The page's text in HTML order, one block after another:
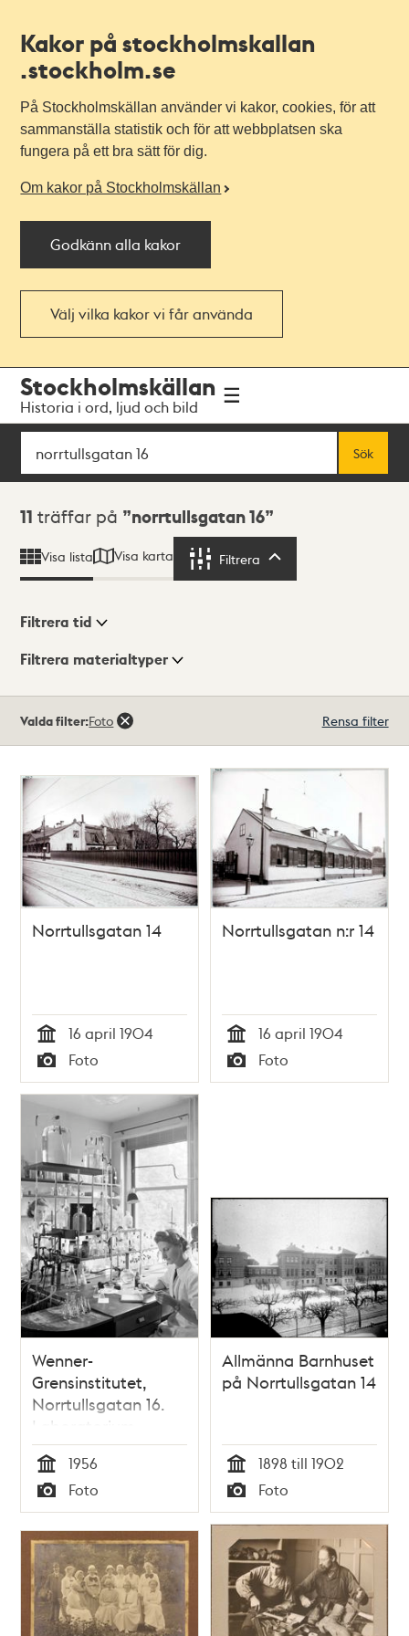
Kakor på stockholmskallan
.stockholm.se
På Stockholmskällan använder vi kakor, cookies, för att
sammanställa statistik och för att webbplatsen ska
fungera på ett bra sätt för dig.
Om kakor på Stockholmskällan
Godkänn alla kakor
Välj vilka kakor vi får använda
navigationen
huvudinnehållet
Stockholmskällan
Historia i ord, ljud och bild
Sök
Sök
Sökresultat
11 träffar på norrtullsgatan 16
Visa lista Visa karta Filtrera
Visningsläge
Filtrera tid
Filtrera materialtyper
träffar
Valda filter:Foto Rensa filter
Norrtullsgatan 14
Tid
16 april 1904
Typ
Foto
Norrtullsgatan n:r 14
Tid
16 april 1904
Typ
Foto
Wenner-
Grensinstitutet,
Norrtullsgatan 16.
Laboratorium
Tid
1956
Typ
Foto
Allmänna Barnhuset
på Norrtullsgatan 14
Tid
1898 till 1902
Typ
Foto